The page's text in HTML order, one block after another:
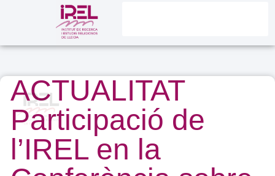
ACTUALITAT
Participació de
l’IREL en la